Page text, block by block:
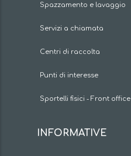
Spazzamento e lavaggio
Servizi a chiamata
Centri di raccolta
Punti di interesse
Sportelli fisici - Front office
INFORMATIVE